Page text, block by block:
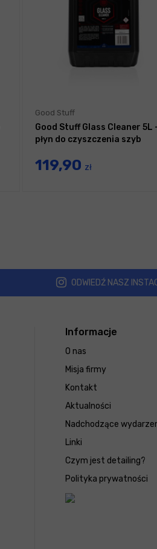
Good Stuff
Good Stuff Glass Cleaner 5L
płyn do czyszczenia szyb
119,90 zł
ODWIEDŹ NASZ
Informacje
O nas
Misja firmy
Kontakt
Aktualności
Nadchodzące
Linki
Czym jest detailing?
Polityka prywatności